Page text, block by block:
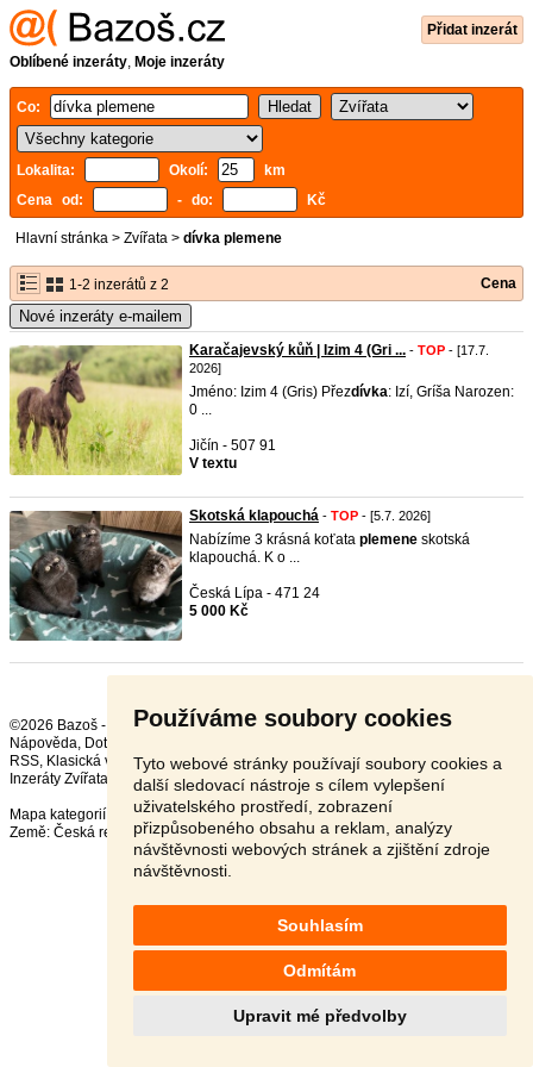
Používáme soubory cookies
Tyto webové stránky používají soubory cookies a
další sledovací nástroje s cílem vylepšení
uživatelského prostředí, zobrazení
přizpůsobeného obsahu a reklam, analýzy
návštěvnosti webových stránek a zjištění zdroje
návštěvnosti.
Souhlasím
Odmítám
Upravit mé předvolby
Přidat inzerát
Oblíbené inzeráty, Moje inzeráty
Co:
Lokalita: Okolí:
km
Cena od:
- do: Kč
Hlavní stránka > Zvířata > dívka plemene
1-2 inzerátů z 2 Cena
Nové inzeráty e-mailem
Karačajevský kůň | Izim 4 (Gri ... - TOP - [17.7.
2026]
Jméno: Izim 4 (Gris) Přezdívka: Izí, Gríša Narozen:
0 ...
Jičín - 507 91
V textu
Skotská klapouchá - TOP - [5.7. 2026]
Nabízíme 3 krásná koťata plemene skotská
klapouchá. K o ...
Česká Lípa - 471 24
5 000 Kč
©2026 Bazoš -
Inzerce, Bazar
Nápověda, Dotazy
RSS,
Inzeráty Zvířata celkem:41613, za 24 hodin:2221
Mapa kategorií
Nejvyhledávanější výrazy
Země: Česká republika,Slovensko,Polsko,Rakousko